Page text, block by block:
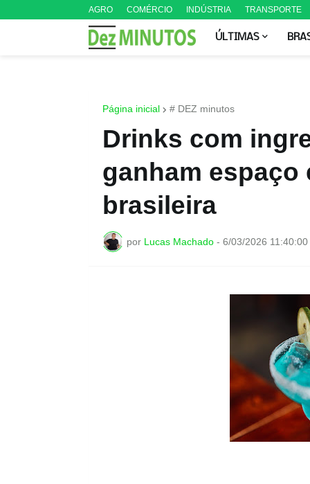
AGRO COMÉRCIO INDÚSTRIA TRANSPORTE
ÚLTIMAS
Página inicial # DEZ minutos
Drinks com
ganham espaço
brasileira
por Lucas Machado - 6/03/2026 11:40:00